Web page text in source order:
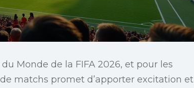
Monde de la FIFA 2026, et pour les
matchs promet d’apporter excitation et